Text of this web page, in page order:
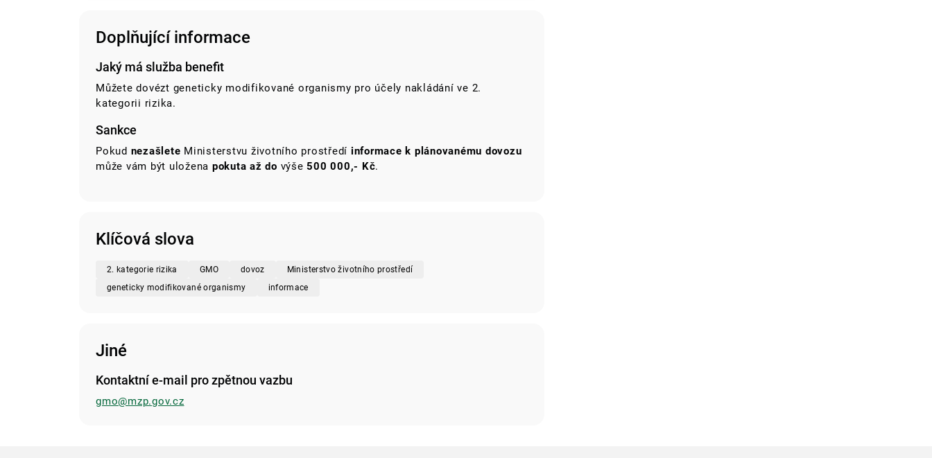
Doplňující informace
Jaký má služba benefit
Můžete dovézt geneticky modifikované organismy pro účely nakládání ve 2.
kategorii rizika.
Sankce
Pokud nezašlete Ministerstvu životního prostředí informace k plánovanému dovozu
může vám být uložena pokuta až do výše500 000,- Kč.
Klíčová slova
2. kategorie rizika GMO dovoz
Ministerstvo životního prostředí
geneticky modifikované organismy
informace
Jiné
Kontaktní e-mail pro zpětnou vazbu
gmo@mzp.gov.cz